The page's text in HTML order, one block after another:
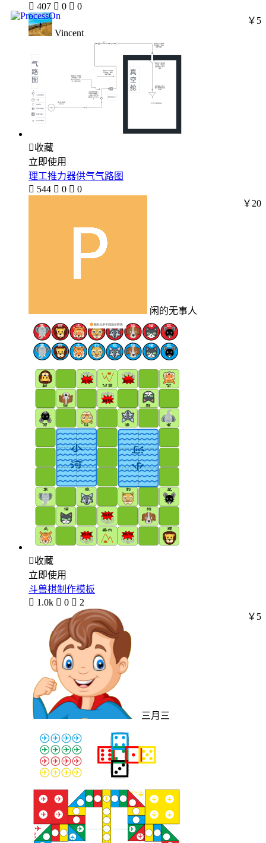
 407  0  0
Vincent
￥5
收藏
立即使用
理工推力器供气气路图
 544  0  0
闲的无事人
￥20
收藏
立即使用
斗兽棋制作模板
 1.0k  0  2
三月三
￥5